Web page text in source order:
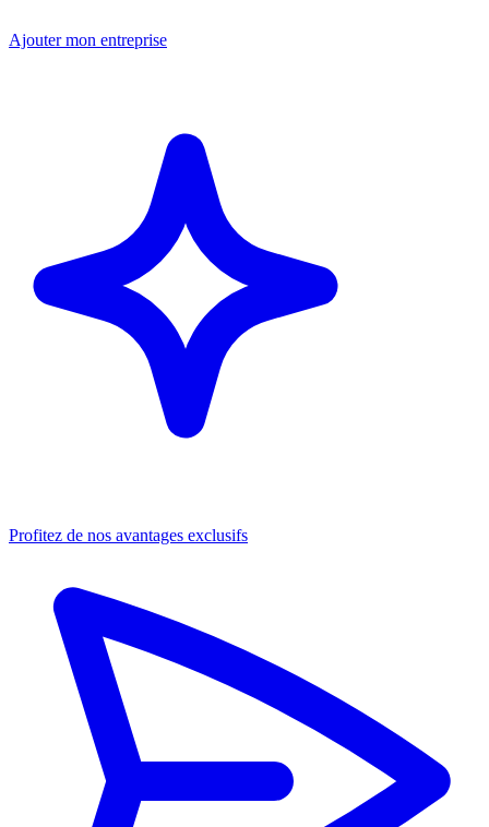
Ajouter mon entreprise
Profitez de nos avantages exclusifs